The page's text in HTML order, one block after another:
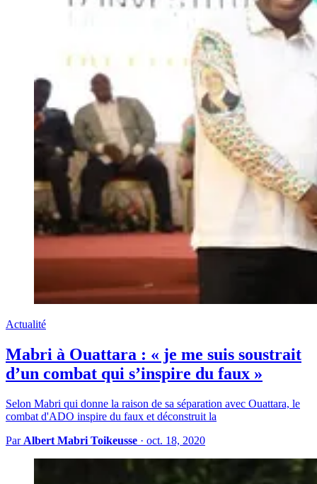
Actualité
Mabri à Ouattara : « je me suis soustrait
d’un combat qui s’inspire du faux »
Selon Mabri qui donne la raison de sa séparation avec Ouattara, le
combat d'ADO inspire du faux et déconstruit la
Par Albert Mabri Toikeusse · oct. 18, 2020